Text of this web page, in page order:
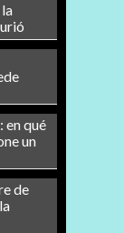
en qué
un
de